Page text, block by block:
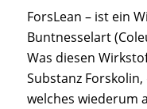
ForsLean – ist ein
Buntnesselart
Was diesen
Substanz
welches wiederum